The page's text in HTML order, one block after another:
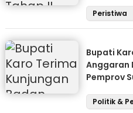
Peristiwa
Bupati
Anggaran
Pemprov
Politik &